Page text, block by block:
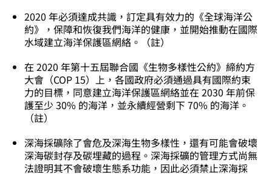
2020 年必須達成共識，訂定具有效力的《全球海洋公
約》，保障和恢復我們海洋的健康，並開始推動在國際
水域建立海洋保護區網絡。
（註）
在 2020 年第十五屆聯合國《生物多樣性公約》締約方
大會（COP 15）上，各國政府必須通過具有國際約束
力的目標，同意建立海洋保護區網絡並在 2030 年前保
護至少 30% 的海洋，並永續經營剩下 70% 的海洋。
（註）
深海採礦除了會危及深海生物多樣性，還有可能會破壞
深海碳封存及碳埋藏的過程。深海採礦的管理方式尚無
法證明其不會破壞生態系功能，因此必須禁止深海採